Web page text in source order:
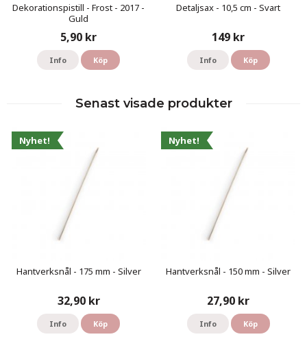
Dekorationspistill - Frost - 2017 -
Guld
5,90 kr
Info Köp
Detaljsax - 10,5 cm - Svart
149 kr
Info Köp
Senast visade produkter
Nyhet!
Hantverksnål - 175 mm - Silver
32,90 kr
Info Köp
Nyhet!
Hantverksnål - 150 mm - Silver
27,90 kr
Info Köp